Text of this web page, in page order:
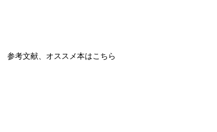
参考文献、オススメ本はこちら